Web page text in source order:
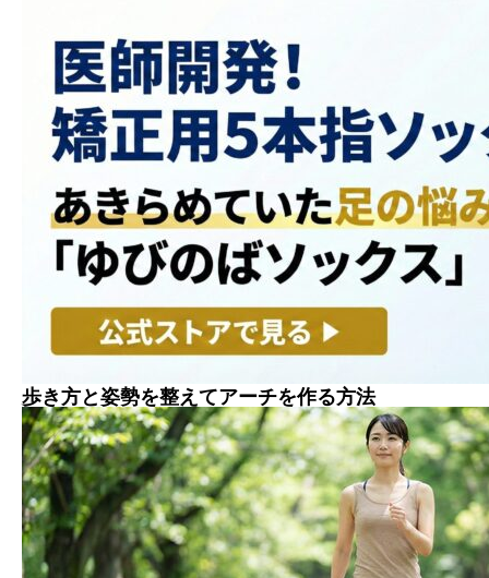
歩き方と姿勢を整えてアーチを作る方法